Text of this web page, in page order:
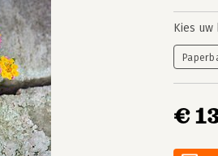
Kies uw
€